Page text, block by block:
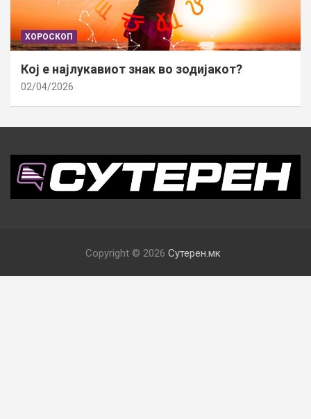
ХОРОСКОП
Кој е најлукавиот знак во зодијакот?
02/04/2026
Copyright © 2026 Сутерен.мк